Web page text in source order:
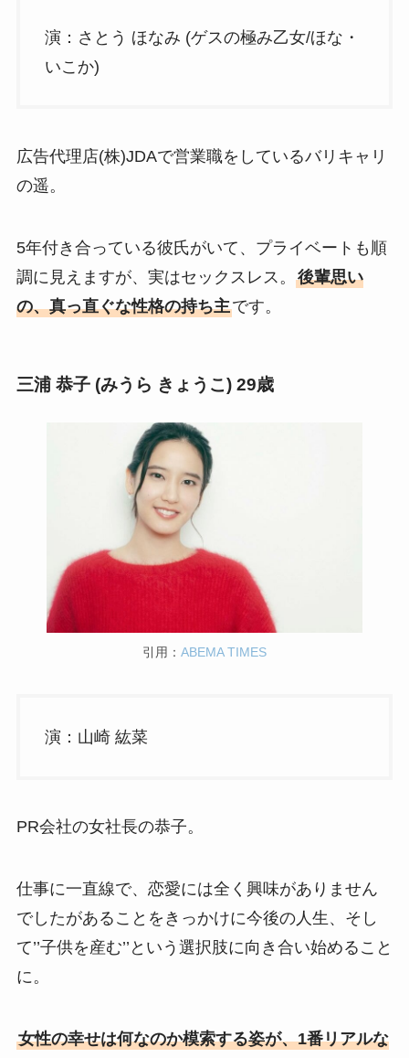
演：さとう ほなみ (ゲスの極み乙女/ほな・
いこか)
広告代理店(株)JDAで営業職をしているバリキャリ
の遥。
5年付き合っている彼氏がいて、プライベートも順
調に見えますが、実はセックスレス。 後輩思い
の、真っ直ぐな性格の持ち主です。
三浦 恭子 (みうら きょうこ) 29歳
引用： ABEMA TIMES
演：山崎 紘菜
PR会社の女社長の恭子。
仕事に一直線で、恋愛には全く興味がありません
でしたがあることをきっかけに今後の人生、そし
て’’子供を産む’’という選択肢に向き合い始めること
に。
女性の幸せは何なのか模索する姿が、1番リアルな